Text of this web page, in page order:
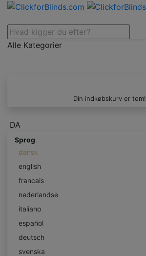
Alle Kategorier
Din indkøbskurv er tom!
DA
Sprog
dansk
english
francais
nederlandse
italiano
español
deutsch
svenska